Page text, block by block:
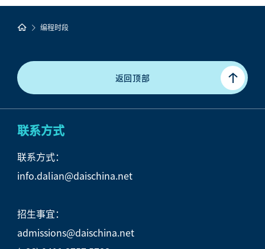
编程时段
返回顶部
联系方式
联系方式：
info.dalian@daischina.net
招生事宜：
admissions@daischina.net